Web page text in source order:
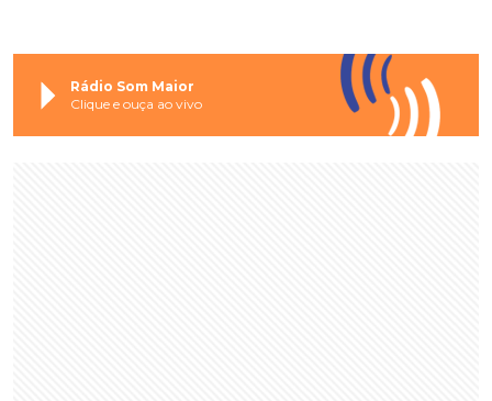
Rádio Som Maior
Clique e ouça ao vivo